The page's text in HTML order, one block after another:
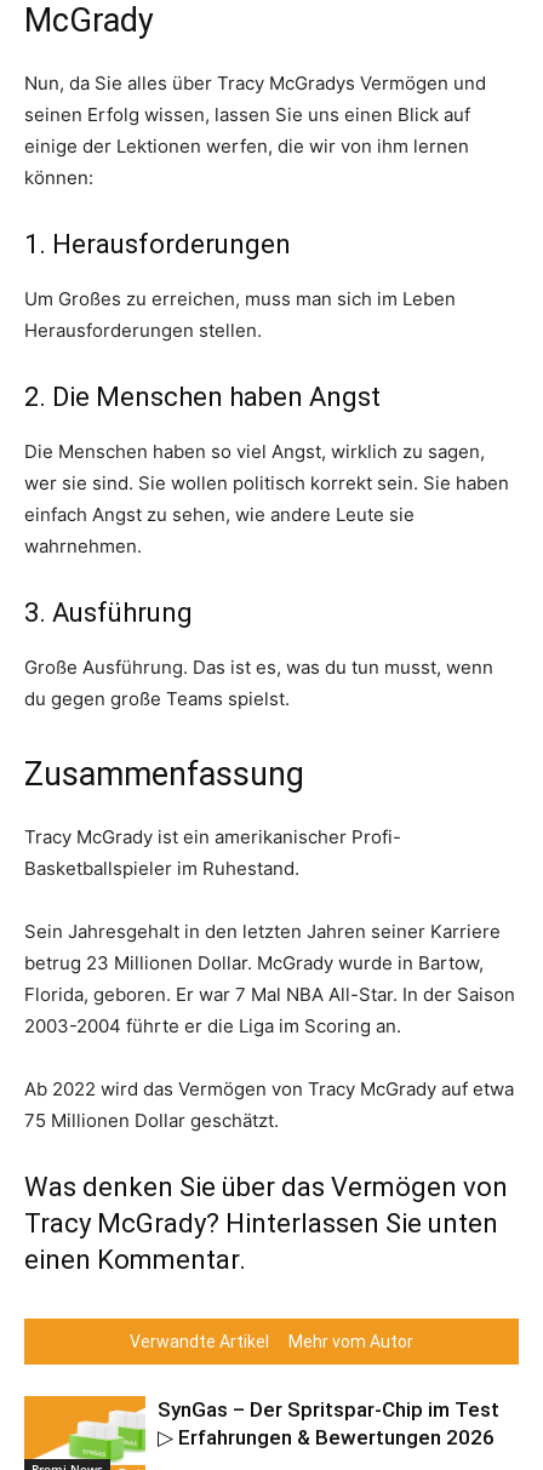
McGrady
Nun, da Sie alles über Tracy McGradys Vermögen und
seinen Erfolg wissen, lassen Sie uns einen Blick auf
einige der Lektionen werfen, die wir von ihm lernen
können:
1. Herausforderungen
Um Großes zu erreichen, muss man sich im Leben
Herausforderungen stellen.
2. Die Menschen haben Angst
Die Menschen haben so viel Angst, wirklich zu sagen,
wer sie sind. Sie wollen politisch korrekt sein. Sie haben
einfach Angst zu sehen, wie andere Leute sie
wahrnehmen.
3. Ausführung
Große Ausführung. Das ist es, was du tun musst, wenn
du gegen große Teams spielst.
Zusammenfassung
Tracy McGrady ist ein amerikanischer Profi-
Basketballspieler im Ruhestand.
Sein Jahresgehalt in den letzten Jahren seiner Karriere
betrug 23 Millionen Dollar. McGrady wurde in Bartow,
Florida, geboren. Er war 7 Mal NBA All-Star. In der Saison
2003-2004 führte er die Liga im Scoring an.
Ab 2022 wird das Vermögen von Tracy McGrady auf etwa
75 Millionen Dollar geschätzt.
Was denken Sie über das Vermögen von
Tracy McGrady? Hinterlassen Sie unten
einen Kommentar.
Verwandte Artikel Mehr vom Autor
SynGas – Der Spritspar-Chip im Test
▷ Erfahrungen & Bewertungen 2026